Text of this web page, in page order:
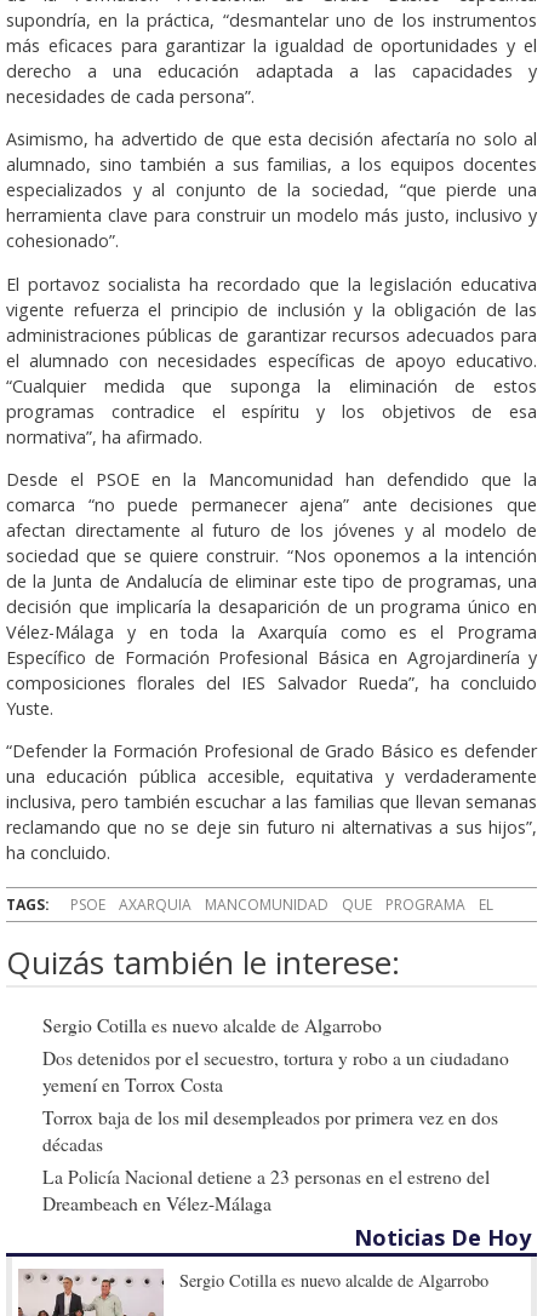
supondría, en la práctica, “desmantelar uno de los instrumentos
más eficaces para garantizar la igualdad de oportunidades y el
derecho a una educación adaptada a las capacidades y
necesidades de cada persona”.
Asimismo, ha advertido de que esta decisión afectaría no solo al
alumnado, sino también a sus familias, a los equipos docentes
especializados y al conjunto de la sociedad, “que pierde una
herramienta clave para construir un modelo más justo, inclusivo y
cohesionado”.
El portavoz socialista ha recordado que la legislación educativa
vigente refuerza el principio de inclusión y la obligación de las
administraciones públicas de garantizar recursos adecuados para
el alumnado con necesidades específicas de apoyo educativo.
“Cualquier medida que suponga la eliminación de estos
programas contradice el espíritu y los objetivos de esa
normativa”, ha afirmado.
Desde el PSOE en la Mancomunidad han defendido que la
comarca “no puede permanecer ajena” ante decisiones que
afectan directamente al futuro de los jóvenes y al modelo de
sociedad que se quiere construir. “Nos oponemos a la intención
de la Junta de Andalucía de eliminar este tipo de programas, una
decisión que implicaría la desaparición de un programa único en
Vélez-Málaga y en toda la Axarquía como es el Programa
Específico de Formación Profesional Básica en Agrojardinería y
composiciones florales del IES Salvador Rueda”, ha concluido
Yuste.
“Defender la Formación Profesional de Grado Básico es defender
una educación pública accesible, equitativa y verdaderamente
inclusiva, pero también escuchar a las familias que llevan semanas
reclamando que no se deje sin futuro ni alternativas a sus hijos”,
ha concluido.
TAGS: PSOE AXARQUIA MANCOMUNIDAD QUE PROGRAMA EL
Quizás también le interese:
Sergio Cotilla es nuevo alcalde de Algarrobo
Dos detenidos por el secuestro, tortura y robo a un ciudadano
yemení en Torrox Costa
Torrox baja de los mil desempleados por primera vez en dos
décadas
La Policía Nacional detiene a 23 personas en el estreno del
Dreambeach en Vélez-Málaga
Noticias De Hoy
Sergio Cotilla es nuevo alcalde de Algarrobo